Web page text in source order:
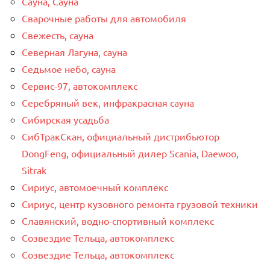
Сварочные работы для автомобиля
Свежесть, сауна
Северная Лагуна, сауна
Седьмое небо, сауна
Сервис-97, автокомплекс
Серебряный век, инфракрасная сауна
Сибирская усадьба
СибТракСкан, официальный дистрибьютор
DongFeng, официальный дилер Scania, Daewoo,
Sitrak
Сириус, автомоечный комплекс
Сириус, центр кузовного ремонта грузовой техники
Славянский, водно-спортивный комплекс
Созвездие Тельца, автокомплекс
Созвездие Тельца, автокомплекс